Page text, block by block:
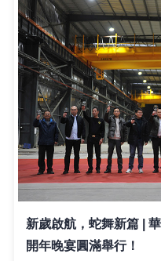
新歲啟航，蛇舞新篇 |
開年晚宴圓滿舉行！